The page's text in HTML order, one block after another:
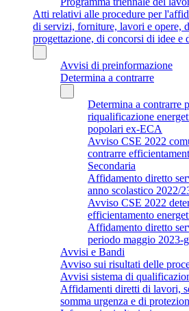
Atti relativi alle procedure per
di servizi, forniture, lavori e opere,
progettazione, di concorsi di idee e
Avvisi di preinformazione
Determina a contrarre
Determina a contrarre
riqualificazione
popolari ex-ECA
Avviso CSE 2022
contrarre
Secondaria
Affidamento diretto
anno scolastico 2022/
Avviso CSE 2022
efficientamento
Affidamento diretto
periodo maggio 2023-
Avvisi e Bandi
Avviso sui risultati delle
Avvisi sistema di
Affidamenti diretti di lavori,
somma urgenza e di